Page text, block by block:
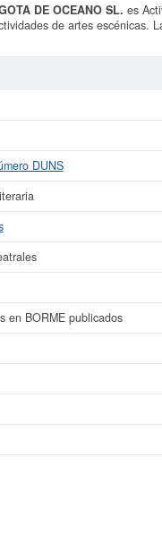
DE OCEANO SL. es
de artes escénicas.
Esta empresa acumula
puede optar esta
ha realizado el 01/06/2026.
DUNS
en BORME publicados